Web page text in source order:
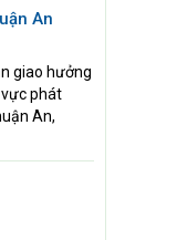
An
giao hưởng
phát
An,